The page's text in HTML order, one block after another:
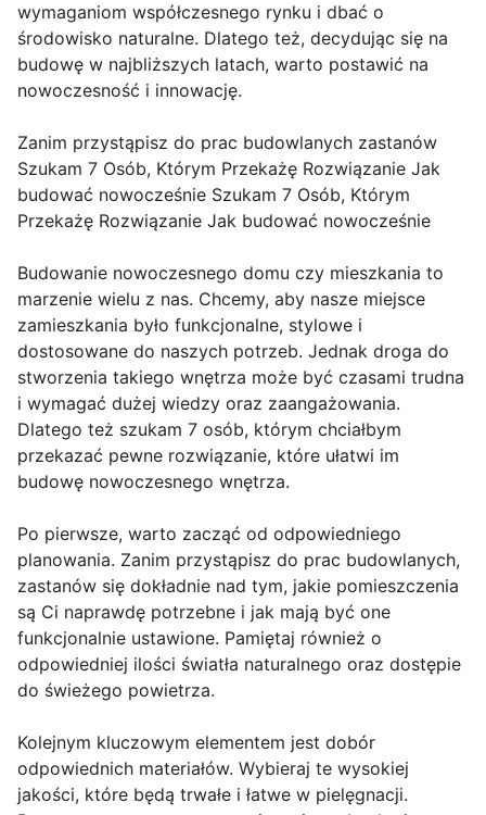
wymaganiom współczesnego rynku i dbać o
środowisko naturalne. Dlatego też, decydując się na
budowę w najbliższych latach, warto postawić na
nowoczesność i innowację.
Zanim przystąpisz do prac budowlanych zastanów
Szukam 7 Osób, Którym Przekażę Rozwiązanie Jak
budować nowocześnie Szukam 7 Osób, Którym
Przekażę Rozwiązanie Jak budować nowocześnie
Budowanie nowoczesnego domu czy mieszkania to
marzenie wielu z nas. Chcemy, aby nasze miejsce
zamieszkania było funkcjonalne, stylowe i
dostosowane do naszych potrzeb. Jednak droga do
stworzenia takiego wnętrza może być czasami trudna
i wymagać dużej wiedzy oraz zaangażowania.
Dlatego też szukam 7 osób, którym chciałbym
przekazać pewne rozwiązanie, które ułatwi im
budowę nowoczesnego wnętrza.
Po pierwsze, warto zacząć od odpowiedniego
planowania. Zanim przystąpisz do prac budowlanych,
zastanów się dokładnie nad tym, jakie pomieszczenia
są Ci naprawdę potrzebne i jak mają być one
funkcjonalnie ustawione. Pamiętaj również o
odpowiedniej ilości światła naturalnego oraz dostępie
do świeżego powietrza.
Kolejnym kluczowym elementem jest dobór
odpowiednich materiałów. Wybieraj te wysokiej
jakości, które będą trwałe i łatwe w pielęgnacji.